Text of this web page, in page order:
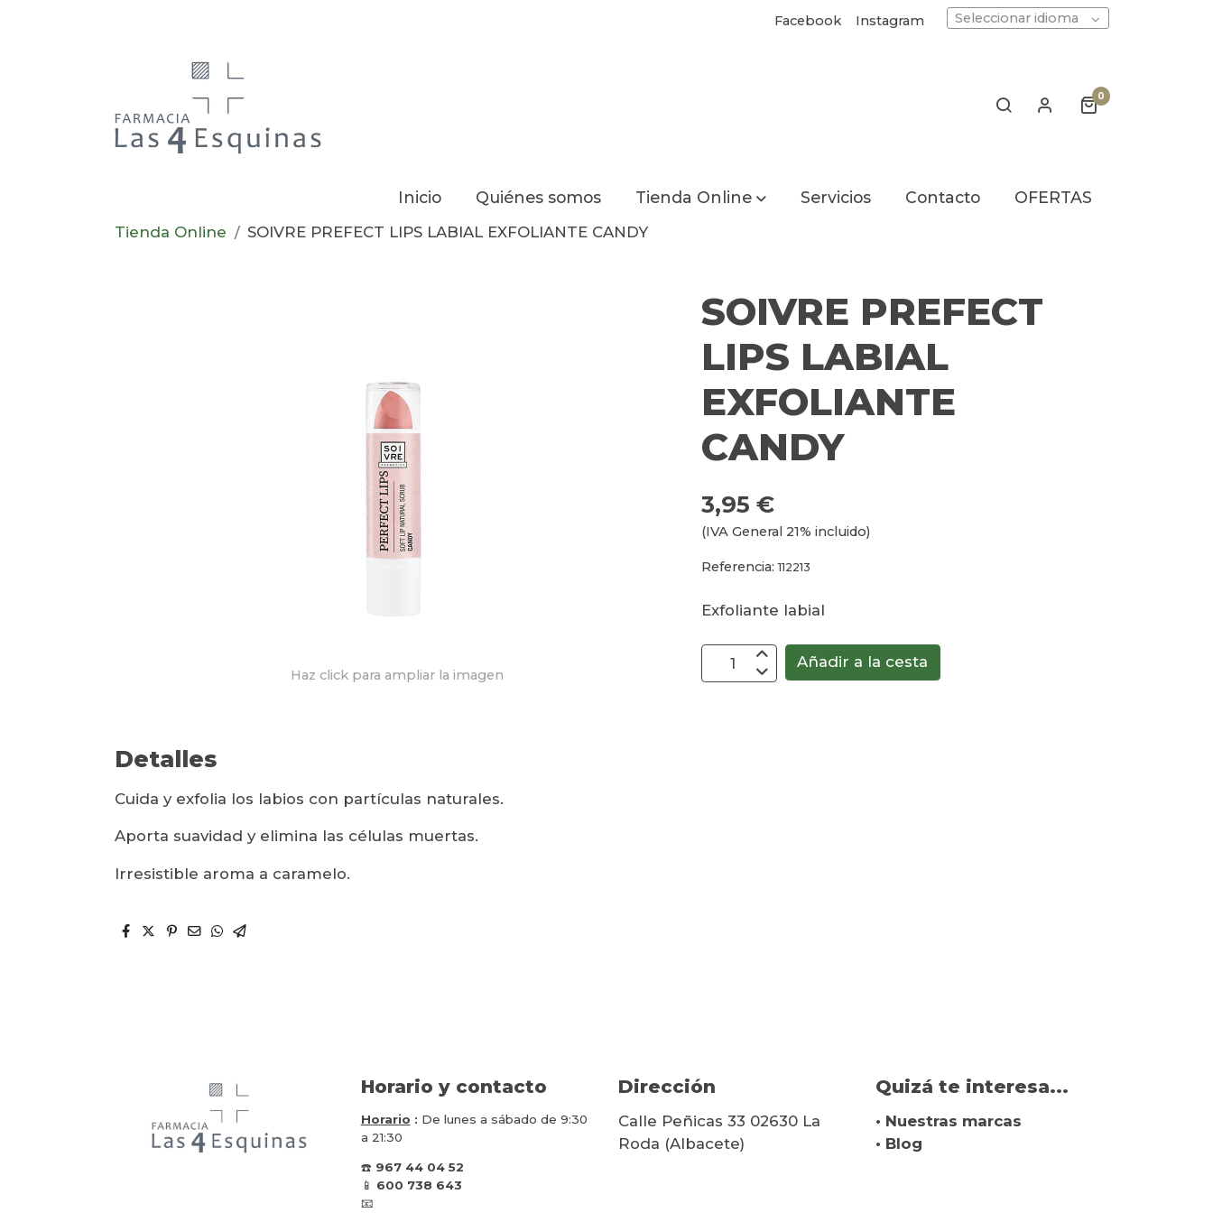
Facebook Instagram Seleccionar idioma
0
Inicio Quiénes somos Tienda Online Servicios Contacto OFERTAS
Tienda Online SOIVRE PREFECT LIPS LABIAL EXFOLIANTE CANDY
Haz click para ampliar la imagen
Detalles
Cuida y exfolia los labios con partículas naturales.
Aporta suavidad y elimina las células muertas.
Irresistible aroma a caramelo.
SOIVRE PREFECT
LIPS LABIAL
EXFOLIANTE
CANDY
3,95 €
(IVA General 21% incluido)
Referencia:112213
Exfoliante labial
Añadir a la cesta
Horario y contacto
Horario : De lunes a sábado de 9:30
a 21:30
☎️ 967 44 04 52
📱 600 738 643
📧
Dirección
Calle Peñicas 33 02630 La
Roda (Albacete)
Quizá te interesa...
• Nuestras marcas
• Blog